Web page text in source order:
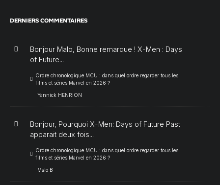
DERNIERS COMMENTAIRES
Bonjour Malo, Bonne remarque ! X-Men : Days
of Future...
Ordre chronologique MCU : dans quel ordre regarder tous les
films et séries Marvel en 2026 ?
Yannick HENRION
Bonjour, Pourquoi X-Men: Days of Future Past
apparait deux fois...
Ordre chronologique MCU : dans quel ordre regarder tous les
films et séries Marvel en 2026 ?
Malo B